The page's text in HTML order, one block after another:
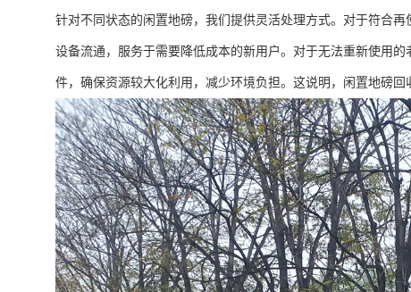
针对不同状态的闲置地磅，我们提供灵活处理方式。对于符合
设备流通，服务于需要降低成本的新用户。对于无法重新使用
件，确保资源较大化利用，减少环境负担。这说明，闲置地磅回